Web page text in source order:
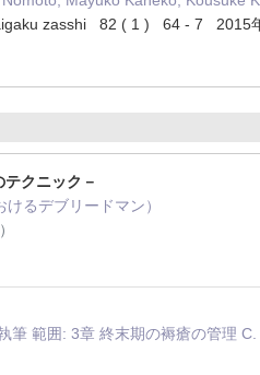
zasshi 82 ( 1 ) 64 - 7 2015
クニック－
るデブリードマン）
）
範囲: 3章 終末期の褥瘡の管理 C.